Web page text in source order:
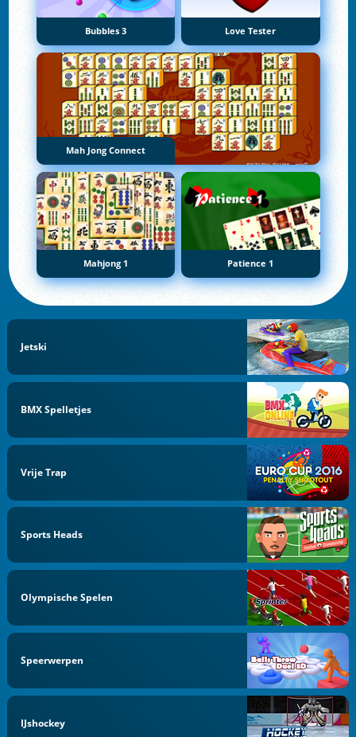
Bubbles 3 Love Tester
Mah Jong Connect
Mahjong 1 Patience 1
Jetski
BMX Spelletjes
Vrije Trap
Sports Heads
Olympische Spelen
Speerwerpen
IJshockey